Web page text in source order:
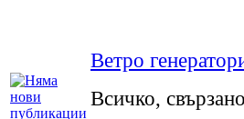
Ветро
Всичко,